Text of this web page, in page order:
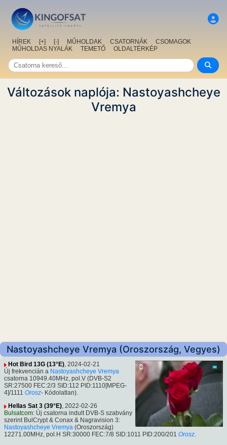
HÍREK [+] [-] MŰHOLDAK CSATORNÁK
CSOMAGOK
MŰHOLDAS NYALÁK
TEMETŐ OLDALTÉRKÉP
Változások naplója: Nastoyashcheye
Vremya
Nastoyashcheye Vremya (Oroszország, Vegyes)
Hot Bird 13G (13°E), 2024-02-21
Új frekvencián a Nastoyashcheye Vremya
csatorna 10949.40MHz, pol.V (DVB-S2
SR:27500 FEC:2/3 SID:112 PID:1110[MPEG-
4]/1111 Orosz- Kódolatlan).
Hellas Sat 3 (39°E), 2022-02-26
Bulsatcom: Új csatorna indult DVB-S szabvány
szerint BulCrypt & Conax & Nagravision 3:
Nastoyashcheye Vremya (Oroszország)
12271.00MHz, pol.H SR:30000 FEC:7/8 SID:1011 PID:200/201 Orosz.